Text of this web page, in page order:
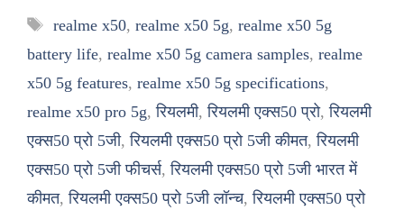
Tags
realme x50, realme x50 5g, realme x50 5g
battery life, realme x50 5g camera samples, realme
x50 5g features, realme x50 5g specifications,
realme x50 pro 5g,रियलमी,रियलमी एक्स50 प्रो,रियलमी
एक्स50 प्रो 5जी,रियलमी एक्स50 प्रो 5जी कीमत,रियलमी
एक्स50 प्रो 5जी फीचर्स,रियलमी एक्स50 प्रो 5जी भारत में
कीमत,रियलमी एक्स50 प्रो 5जी लॉन्च,रियलमी एक्स50 प्रो